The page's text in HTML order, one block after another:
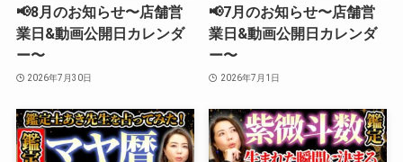
📢8月のお知らせ〜店舗営
業日&動画公開日カレンダ
ー〜
2026年7月30日
📢7月のお知らせ〜店舗営
業日&動画公開日カレンダ
ー〜
2026年7月1日